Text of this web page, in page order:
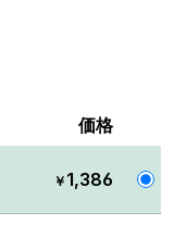
価格
￥ 1,386